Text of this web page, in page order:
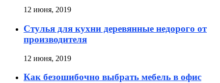
12 июня, 2019
Стулья для кухни деревянные недорого от
производителя
12 июня, 2019
Как безошибочно выбрать мебель в офис